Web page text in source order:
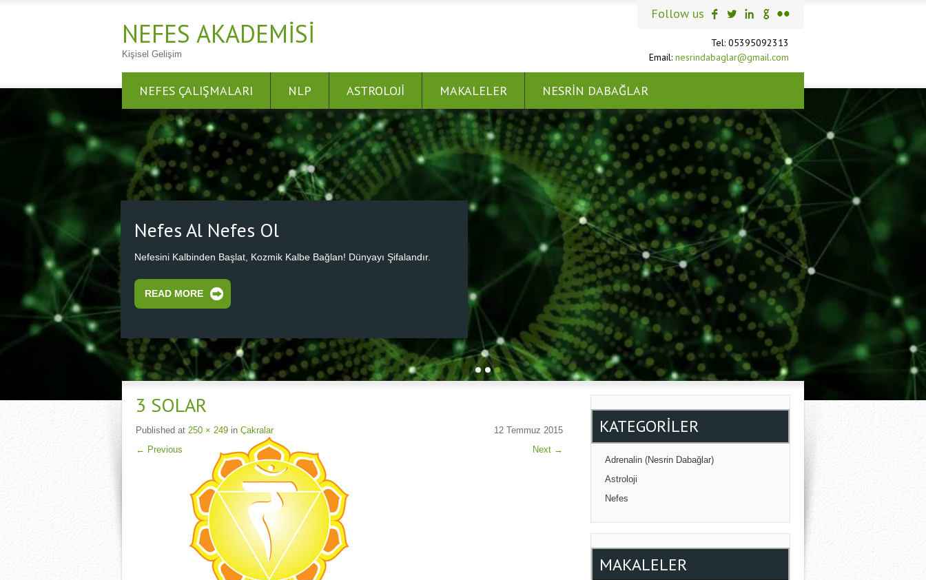
NEFES AKADEMISI
Kişisel Gelişim
Follow us
Tel: 05395092313
Email: nesrindabaglar@gmail.com
NEFES ÇALIŞMALARI NLP ASTROLOJI MAKALELER NESRIN DABAĞLAR
Nefes Al Nefes Ol
Nefesini Kalbinden Başlat, Kozmik Kalbe Bağlan! Dünyayı Şifalandır.
READ MORE
3 SOLAR
Published 12 Temmuz 2015
at 250 × 249 in Çakralar
← Previous Next →
KATEGORILER
Adrenalin (Nesrin Dabağlar)
Astroloji
Nefes
MAKALELER